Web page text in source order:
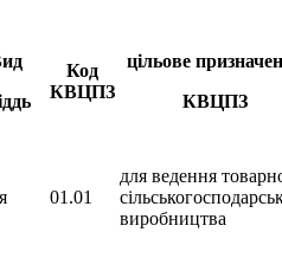
Код
КВЦПЗ
цільове
КВЦПЗ
01.01
для ведення
виробництва